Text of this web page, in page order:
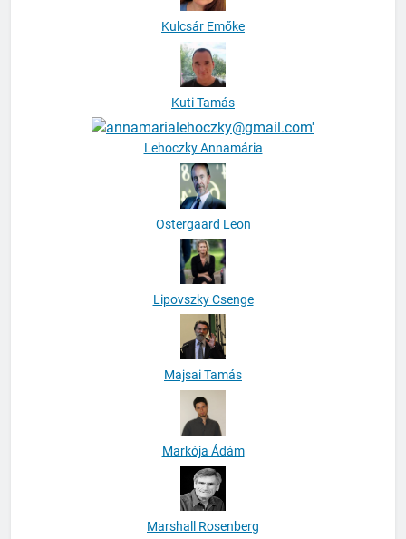
Kulcsár Emőke
Kuti Tamás
Lehoczky Annamária
Ostergaard Leon
Lipovszky Csenge
Majsai Tamás
Markója Ádám
Marshall Rosenberg